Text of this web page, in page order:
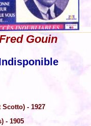
Gouin
Scotto) - 1927
- 1905